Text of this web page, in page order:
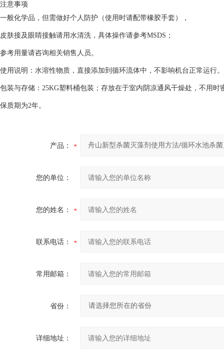
注意事项
一般化学品，但需做好个人防护（使用时请配带橡胶手套），
皮肤接及眼睛接触请用水清洗，具体操作请参考MSDS；
参考用量请咨询相关销售人员。
使用说明：水溶性物质，直接添加到循环流体中，不影响机台正常运行。
包装与存储：25KG塑料桶包装；存放在于室内阴凉通风干燥处，不用时
保质期为2年。
产品：
您的单位：
您的姓名：
联系电话：
常用邮箱：
省份：
详细地址：